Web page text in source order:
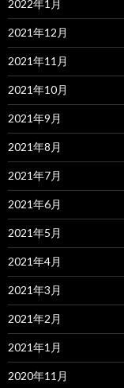
2022年1月
2021年12月
2021年11月
2021年10月
2021年9月
2021年8月
2021年7月
2021年6月
2021年5月
2021年4月
2021年3月
2021年2月
2021年1月
2020年11月